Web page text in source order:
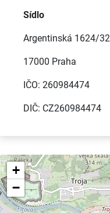
Sídlo
Argentinská 1624/
17000 Praha
IČO: 260984474
DIČ: CZ260984474
+
−